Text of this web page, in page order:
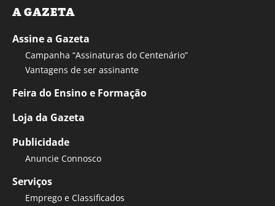
A GAZETA
Assine a Gazeta
Campanha “Assinaturas do Centenário”
Vantagens de ser assinante
Feira do Ensino e Formação
Loja da Gazeta
Publicidade
Anuncie Connosco
Serviços
Emprego e Classificados